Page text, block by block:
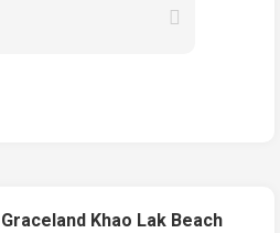
Graceland Khao Lak Beach